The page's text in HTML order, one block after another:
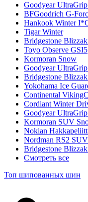
Goodyear
BFGoodrich G-
Hankook Winter
Tigar Winter
Bridgestone
Toyo Observe GSI5
Kormoran Snow
Goodyear
Bridgestone
Yokohama Ice
Continental
Cordiant Winter
Goodyear
Kormoran SUV
Nokian
Nordman RS2 SUV
Bridgestone
Смотреть все
Топ шипованных шин